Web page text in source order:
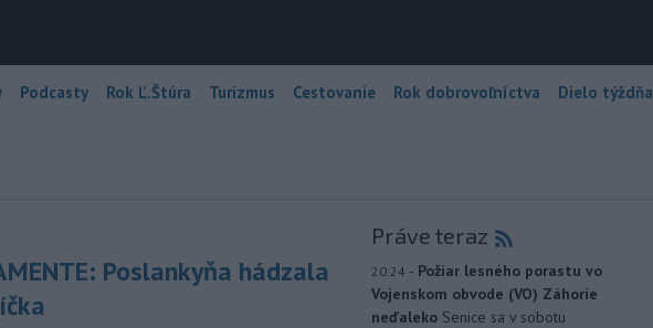
Podcasty Rok Ľ.Štúra Turizmus Cestovanie Rok dobrovoľníctva Dielo týždňa
Poslankyňa hádzala
Práve teraz
20:24 - Požiar lesného porastu vo
Vojenskom obvode (VO) Záhorie
neďaleko Senice sa v sobotu